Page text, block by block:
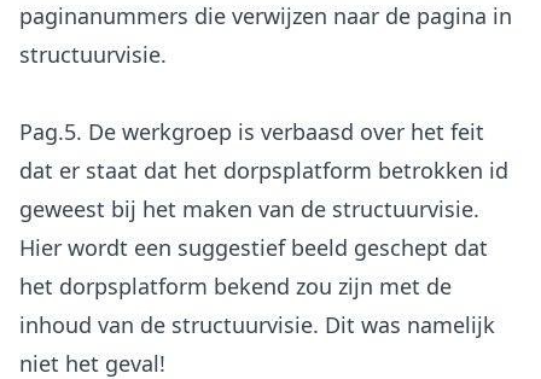
paginanummers die verwijzen naar de pagina in
structuurvisie.
Pag.5. De werkgroep is verbaasd over het feit
dat er staat dat het dorpsplatform betrokken id
geweest bij het maken van de structuurvisie.
Hier wordt een suggestief beeld geschept dat
het dorpsplatform bekend zou zijn met de
inhoud van de structuurvisie. Dit was namelijk
niet het geval!